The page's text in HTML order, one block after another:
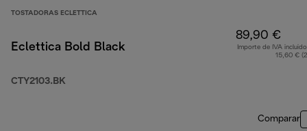
TOSTADORAS ECLETTICA
Eclettica Bold Black
CTY2103.BK
89,90 €
Importe de IVA
15,60 €
Comparar